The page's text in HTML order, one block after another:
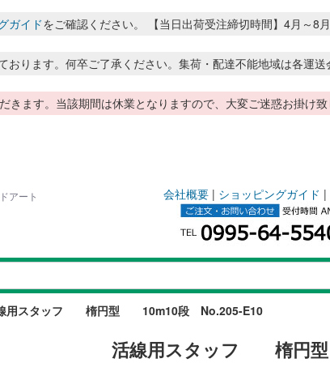
ガイドをご確認ください。 【当日出荷受注締切時間】4月～
ります。何卒ご了承ください。集荷・配達不能地域は各運送
ます。当該期間は休業となりますので、大変ご迷惑お掛け
アート 会社概要 | ショッピングガイド |
用スタッフ 楕円型 10m10段 No.205-E10
活線用スタッフ 楕円